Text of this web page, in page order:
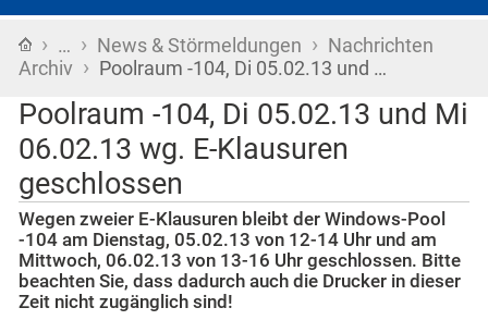
Startseite
› … › News & Störmeldungen › Nachrichten
Archiv › Poolraum -104, Di 05.02.13 und …
Poolraum -104, Di 05.02.13 und Mi
06.02.13 wg. E-Klausuren
geschlossen
Wegen zweier E-Klausuren bleibt der Windows-Pool
-104 am Dienstag, 05.02.13 von 12-14 Uhr und am
Mittwoch, 06.02.13 von 13-16 Uhr geschlossen. Bitte
beachten Sie, dass dadurch auch die Drucker in dieser
Zeit nicht zugänglich sind!